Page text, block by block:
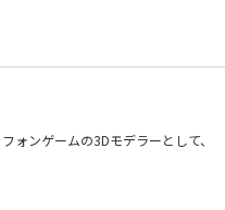
ォンゲームの3Dモデラーとして、